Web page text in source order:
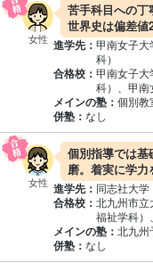
女性
苦手科目への丁
世界史は偏差値
進学先： 甲南女子大
科）
合格校： 甲南女子大
科）、甲南
メインの塾： 個別教
併塾： なし
女性
個別指導では
磨。着実に学力
進学先： 同志社大学
合格校： 北九州市立
福祉学科）
メインの塾： 北九州
併塾： なし